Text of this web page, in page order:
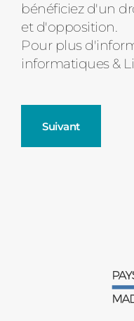
bénéficiez d'un
et d'opposition.
Pour plus
informatiques &
Suivant